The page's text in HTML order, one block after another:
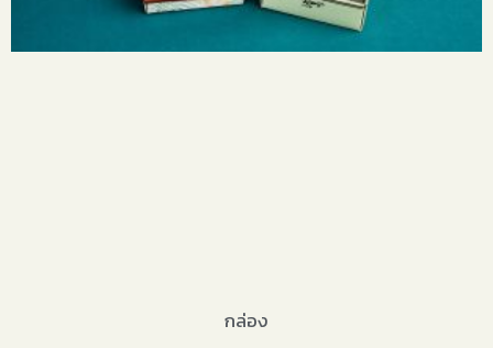
กล่อง